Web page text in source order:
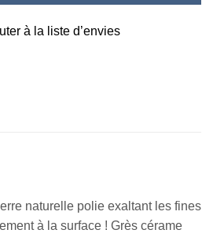
à la liste d’envies
naturelle polie exaltant les fines
à la surface ! Grès cérame